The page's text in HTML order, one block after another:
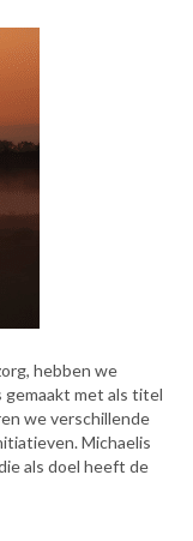
hebben we
gemaakt met als titel
we verschillende
Michaelis
als doel heeft de